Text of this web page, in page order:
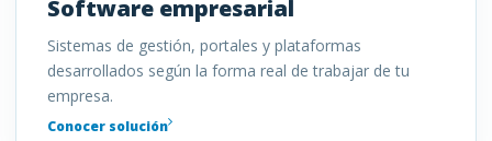
Software empresarial
Sistemas de gestión, portales y plataformas
desarrollados según la forma real de trabajar de tu
empresa.
Conocer solución